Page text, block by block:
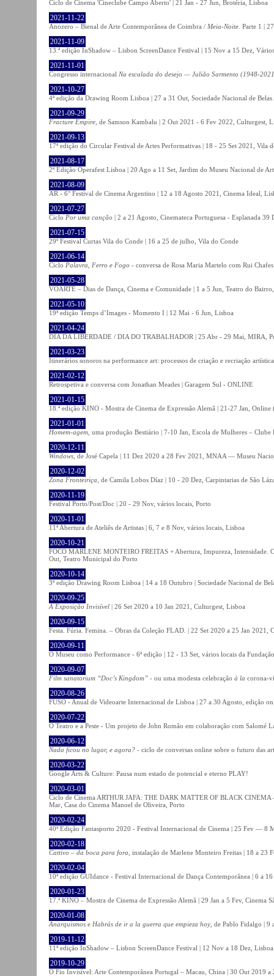
Ciclo de Cinema 'Cineclube Campo Aberto' | 21 Jan - 27 Jun, Brotéria, Lisboa
2021-11-22
Anozero – Bienal de Arte Contemporânea de Coimbra / Meia-Noite . Parte 1 |
2021-11-09
13.ª edição InShadow – Lisbon ScreenDance Festival | 15 Nov a 15 Dez,
2021-11-01
Congresso internacional Na escalada do desejo — Julião Sarmento (1948-
2021-10-27
4ª edição da Drawing Room Lisboa | 27 a 31 Out, Sociedade Nacional de
2021-09-29
Fracture Empire , de Samson Kambalu | 2 Out 2021 - 6 Fev 2022, Culturgest,
2021-09-13
17ª edição do Circular Festival de Artes Performativas | 18 - 25 Set 2021, Vila
2021-08-17
2ª Edição Operafest Lisboa | 20 Ago a 11 Set, Jardim do Museu Nacional de
2021-08-09
AR - 6° Festival de Cinema Argentino | 12 a 18 Agosto 2021, Cinema Ideal,
2021-07-27
Ciclo Por uma canção | 2 a 21 Agosto, Cinemateca Portuguesa - Esplanada 39
2021-07-15
29º Festival Curtas Vila do Conde | 16 a 25 de julho, Vila do Conde
2021-06-14
Ciclo Palavra, Ferro e Fogo - conversa de Rosa Maria Martelo com Rui
2021-05-28
VOARTE – Dias de Dança, Cinema e Comunidade | 1 a 5 Jun, Teatro do
2021-05-10
19ª edição Temps d’Images - Momento I | 12 Mai - 6 Jun, Lisboa
2021-04-24
DIA DA LIBERDADE / DIA DO TRABALHADOR | 25 Abr - 29 Mai, MIRA,
2021-03-23
Itinerários sonoros na performance art: processos de criação e recriação
2021-02-12
Retrospetiva e conversa com Jonathan Meades | Garagem Sul - ONLINE
2021-01-15
18.ª edição KINO - Mostra de Cinema de Expressão Alemã | 21-27 Jan,
2021-01-01
Homem-agem , uma produção Bestiário | 7-10 Jan, Escola de Mulheres – Clube
2020-12-11
Windows , de José Capela | 11 Dez 2020 a 28 Fev 2021, MNAA — Museu
2020-12-02
Zona Fronteiriça , de Camila Lobos Díaz | 10 - 20 Dez, Carpintarias de São
2020-11-19
Festival Porto/Post/Doc | 20 - 29 Nov, vários locais, Porto
2020-11-01
11ª Abertura de Ateliês de Artistas | 6, 7 e 8 Nov, vários locais, Lisboa
2020-10-21
FOCO MARLENE MONTEIRO FREITAS + Abertura, Impureza, Intensidade.
Out, Teatro Municipal do Porto
2020-10-14
3ª edição Drawing Room Lisboa | 14 a 18 Outubro | Sociedade Nacional de
2020-09-25
A Exposição Invisível | 26 Set 2020 a 10 Jan 2021, Culturgest, Lisboa
2020-09-15
Festa. Fúria. Femina. – Obras da Coleção FLAD. | 22 Set 2020 a 25 Jan
2020-09-11
O Museu como Performance - 6ª edição | 12 - 13 Set, vários locais da
2020-09-07
Film sanatorium “Doc’s Kingdom” - ou uma modesta celebração à la corona-
2020-08-26
FUSO - Anual de Videoarte Internacional de Lisboa | 27 a 30 Agosto, edição
2020-07-22
O Teatro e a Peste - Um projeto de John Romão em colaboração com Salomé
2020-06-12
Nada ficou no lugar, e agora? - ciclo de conversas online sobre o futuro das
2020-03-22
Google Arts & Culture: Pausa num estado de potencial e eterno PLAY!
2020-03-01
Ciclo de Cinema ARTHUR JAFA: THE DARK MATTER OF BLACK
Mar, Casa do Cinema Manoel de Oliveira, Porto
2020-02-24
40ª Edição Fantasporto 2020 - Festival Internacional de Cinema | 25 Fev — 8
2020-02-18
Cattivo – da boca para fora , instalação de Marlene Monteiro Freitas | 18 a
2020-02-04
10ª edição GUIdance - Festival Internacional de Dança Contemporânea | 6 a
2020-01-23
17.ª KINO – Mostra de Cinema de Expressão Alemã | 29 Jan a 5 Fev, Cinema
2020-01-08
Anarquismos e Habrás de ir a la guerra que empieza hoy , de Pablo Fidalgo |
2019-11-12
11ª edição InShadow – Lisbon ScreenDance Festival | 12 Nov a 18 Dez, Lisboa
2019-10-29
O Fio Invisível: Arte Contemporânea Portugal – Macau, China | 30 Out 2019